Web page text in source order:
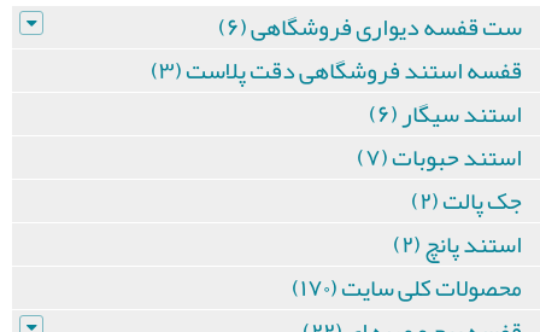
ست قفسه دیواری فروشگاهی (۶)
قفسه استند فروشگاهی دقت پلاست (۳)
استند سیگار (۶)
استند حبوبات (۷)
جک پالت (۲)
استند پانچ (۲)
محصولات کلی سایت (۱۷۰)